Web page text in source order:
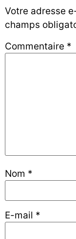
Votre adresse
champs
Commentaire *
Nom *
E-mail *